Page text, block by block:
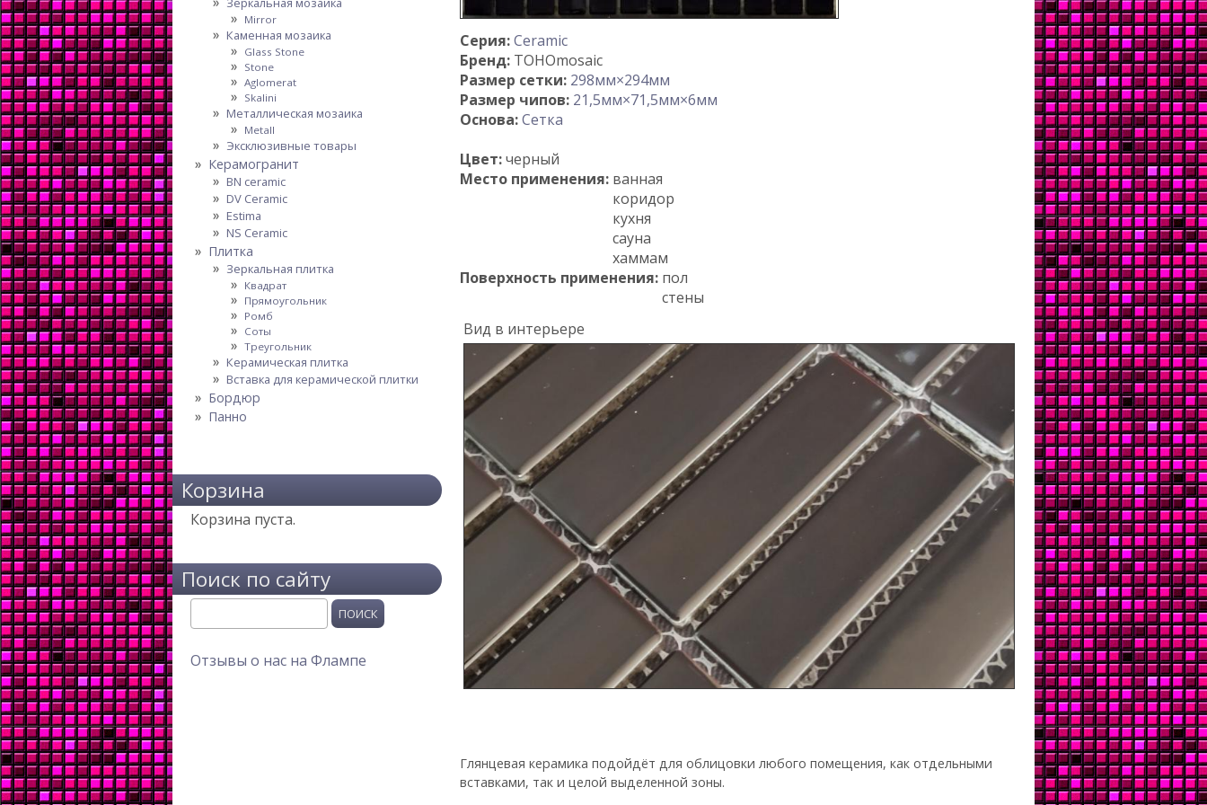
Серия:Ceramic
Бренд: TOHOmosaic
Размер сетки: 298мм×294мм
Размер чипов: 21,5мм×71,5мм×6мм
Основа:Сетка
Цвет:черный
Место применения: ванная
коридор
кухня
сауна
хаммам
Поверхность применения: пол
стены
Вид в интерьере
Глянцевая керамика подойдёт для облицовки любого помещения, как отдельными
вставками, так и целой выделенной зоны.
Mirror
Каменная мозаика
Glass Stone
Stone
Aglomerat
Skalini
Металлическая мозаика
Metall
Эксклюзивные товары
Керамогранит
BN ceramic
DV Ceramic
Estima
NS Ceramic
Плитка
Зеркальная плитка
Квадрат
Прямоугольник
Ромб
Соты
Треугольник
Керамическая плитка
Вставка для керамической плитки
Бордюр
Панно
Корзина
Корзина пуста.
Поиск по сайту
Отзывы о нас на Флампе